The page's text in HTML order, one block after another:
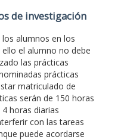
de investigación
alumnos en los
el alumno no debe
las prácticas
prácticas
matriculado de
serán de 150 horas
horas diarias
con las tareas
puede acordarse